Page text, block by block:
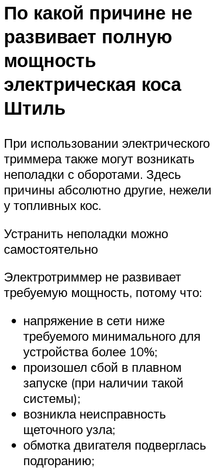
По какой причине не
развивает полную
мощность
электрическая коса
Штиль
При использовании электрического
триммера также могут возникать
неполадки с оборотами. Здесь
причины абсолютно другие, нежели
у топливных кос.
Устранить неполадки можно
самостоятельно
Электротриммер не развивает
требуемую мощность, потому что:
напряжение в сети ниже
требуемого минимального для
устройства более 10%;
произошел сбой в плавном
запуске (при наличии такой
системы);
возникла неисправность
щеточного узла;
обмотка двигателя подверглась
подгоранию;